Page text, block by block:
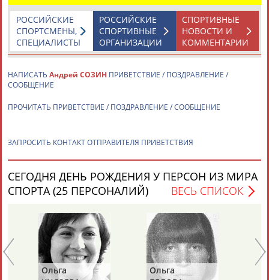
Каримжан
АБДРАХМАНОВ
Аделя
АБДРАХМАНОВА
Андрей
АБДУВАЛИЕВ
Герман
АБДУЛАЕВ
Рамазан
АБДУЛАЕВ
Тагир
АБДУЛАЕВ
Камиль
АБДУЛАЗИЗОВ
Загалав
АБДУЛБЕКОВ
СПОРТИВНЫЕ
НОВОСТИ И
КОММЕНТАРИИ
РОССИЙСКИЕ
СПОРТИВНЫЕ
ОРГАНИЗАЦИИ
РОССИЙСКИЕ
СПОРТСМЕНЫ,
СПЕЦИАЛИСТЫ
НАПИСАТЬ Андрей СОЗИН ПРИВЕТСТВИЕ / ПОЗДРАВЛЕНИЕ /
СООБЩЕНИЕ
ПРОЧИТАТЬ ПРИВЕТСТВИЕ / ПОЗДРАВЛЕНИЕ / СООБЩЕНИЕ
ЗАПРОСИТЬ КОНТАКТ ОТПРАВИТЕЛЯ ПРИВЕТСТВИЯ
СЕГОДНЯ ДЕНЬ РОЖДЕНИЯ У ПЕРСОН ИЗ МИРА
СПОРТА (25 ПЕРСОНАЛИЙ)
ВЕСЬ СПИСОК
Ольга
Ольга